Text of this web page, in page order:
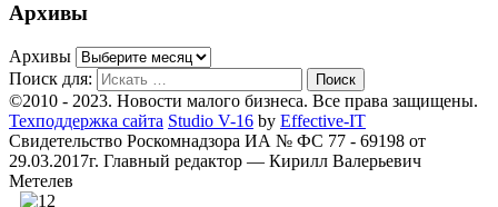
Архивы
Архивы
Поиск для:
Поиск
©2010 - 2023. Новости малого бизнеса. Все права защищены.
Техподдержка сайта Studio V-16 by Effective-IT
Свидетельство Роскомнадзора ИА № ФС 77 - 69198 от
29.03.2017г.